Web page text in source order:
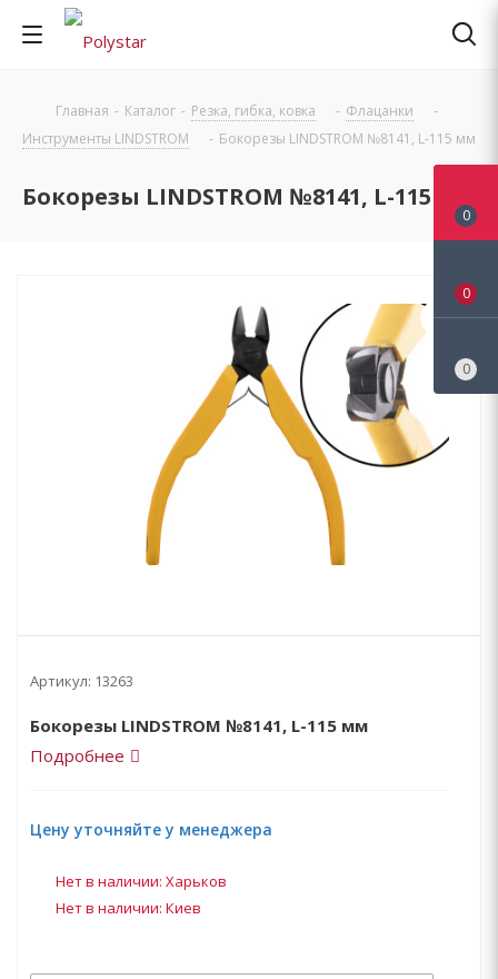
Главная - Каталог - Резка, гибка, ковка - Флацанки
-
Инструменты LINDSTROM
- Бокорезы LINDSTROM №8141, L-115 мм
Бокорезы LINDSTROM №8141, L-115 мм
Артикул: 13263
Бокорезы LINDSTROM №8141, L-115 мм
Подробнее
Цену уточняйте у менеджера
Нет в наличии: Харьков
Нет в наличии: Киев
0
0
0